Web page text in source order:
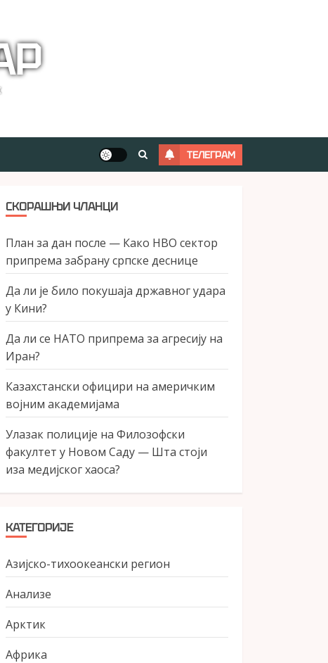
ТЕЛЕГРАМ
СКОРАШЊИ ЧЛАНЦИ
План за дан после — Како НВО сектор
припрема забрану српске деснице
Да ли је било покушаја државног удара
у Кини?
Да ли се НАТО припрема за агресију на
Иран?
Казахстански официри на америчким
војним академијама
Улазак полиције на Филозофски
факултет у Новом Саду — Шта стоји
иза медијског хаоса?
КАТЕГОРИЈЕ
Азијско-тихоокеански регион
Анализе
Арктик
Африка